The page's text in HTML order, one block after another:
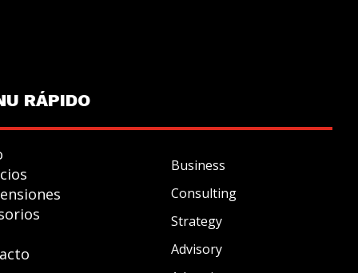
RÁPIDO
Business
Consulting
Strategy
Advisory